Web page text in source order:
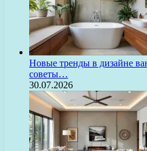
Новые тренды в дизайне
советы…
30.07.2026